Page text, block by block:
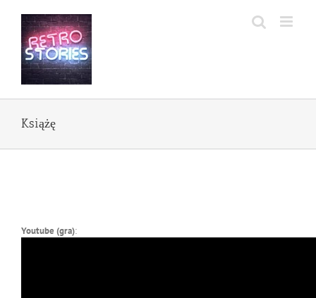
zawartości
Książę
Youtube (gra):